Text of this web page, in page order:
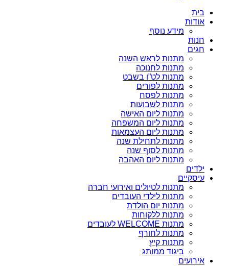
בית
אודות
מידע נוסף
חנות
חגים
מתנות לראש השנה
מתנות לחנוכה
מתנות לט”ו בשבט
מתנות לפורים
מתנות לפסח
מתנות לשבועות
מתנות ליום האישה
מתנות ליום המשפחה
מתנות ליום העצמאות
מתנות לתחילת שנה
מתנות לסוף שנה
מתנות ליום האהבה
ילדים
עיסקיים
מתנות לטיולים ואירועי חברה
מתנות לילדי העובדים
מתנות יום הולדת
מתנות ללקוחות
מתנות WELCOME לעובדים
מתנות לחורף
מתנות קיץ
ביגוד ממותג
אירועים